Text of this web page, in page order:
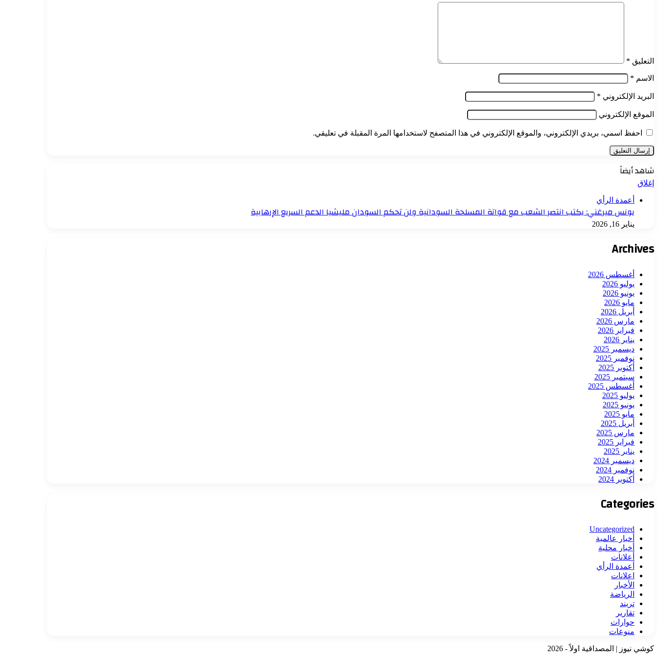
التعليق *
الاسم *
البريد الإلكتروني *
الموقع الإلكتروني
احفظ اسمي، بريدي الإلكتروني، والموقع الإلكتروني في هذا المتصفح لاستخدامها المرة المقبلة في تعليقي.
شاهد أيضاً
إغلاق
أعمدة الرأي
يونس ميرغني: يكتب انتصر الشعب مع قواتة المسلحة السودانية ولن تحكم السودان مليشيا الدعم السريع الإرهابية
يناير 16, 2026
Archives
أغسطس 2026
يوليو 2026
يونيو 2026
مايو 2026
أبريل 2026
مارس 2026
فبراير 2026
يناير 2026
ديسمبر 2025
نوفمبر 2025
أكتوبر 2025
سبتمبر 2025
أغسطس 2025
يوليو 2025
يونيو 2025
مايو 2025
أبريل 2025
مارس 2025
فبراير 2025
يناير 2025
ديسمبر 2024
نوفمبر 2024
أكتوبر 2024
Categories
Uncategorized
أخبار عالمية
أخبار محلية
أعلانات
أعمدة الرأي
اعلانات
الأخبار
الرياضة
تريند
تقارير
حوارات
منوعات
كوشي نيوز | المصداقية اولاً - 2026